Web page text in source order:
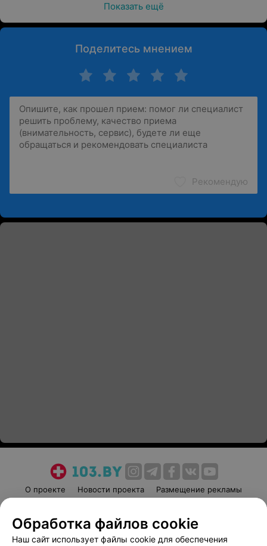
Показать ещё
Поделитесь мнением
Рекомендую
О проекте Новости проекта
Размещение рекламы
Пользовательское соглашение
Способы оплаты
Вакансии
Партнеры
Обработка файлов cookie
Наш сайт использует файлы cookie для обеспечения